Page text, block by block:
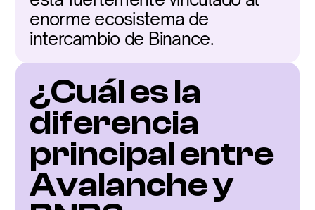
enorme ecosistema de
intercambio de Binance.
¿Cuál es la
diferencia
principal entre
Avalanche y